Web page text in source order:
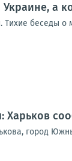
а
Тихие беседы
Харьков
город